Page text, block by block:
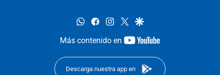
whatsappfacebookinstagram
twittergoogle
Más contenido en
youtube-
Descarga nuestra app en